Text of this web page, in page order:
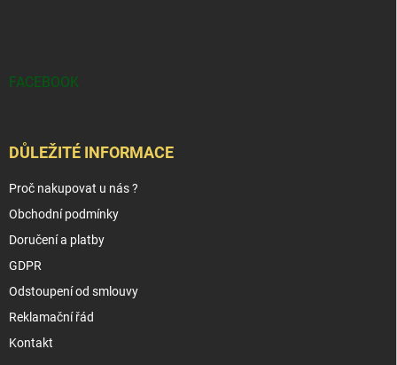
FACEBOOK
DŮLEŽITÉ INFORMACE
Proč nakupovat u nás ?
Obchodní podmínky
Doručení a platby
GDPR
Odstoupení od smlouvy
Reklamační řád
Kontakt